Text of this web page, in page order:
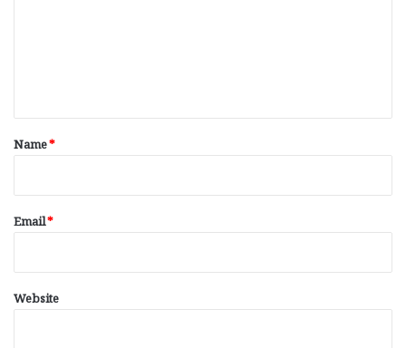
*
Name*
Email*
Website